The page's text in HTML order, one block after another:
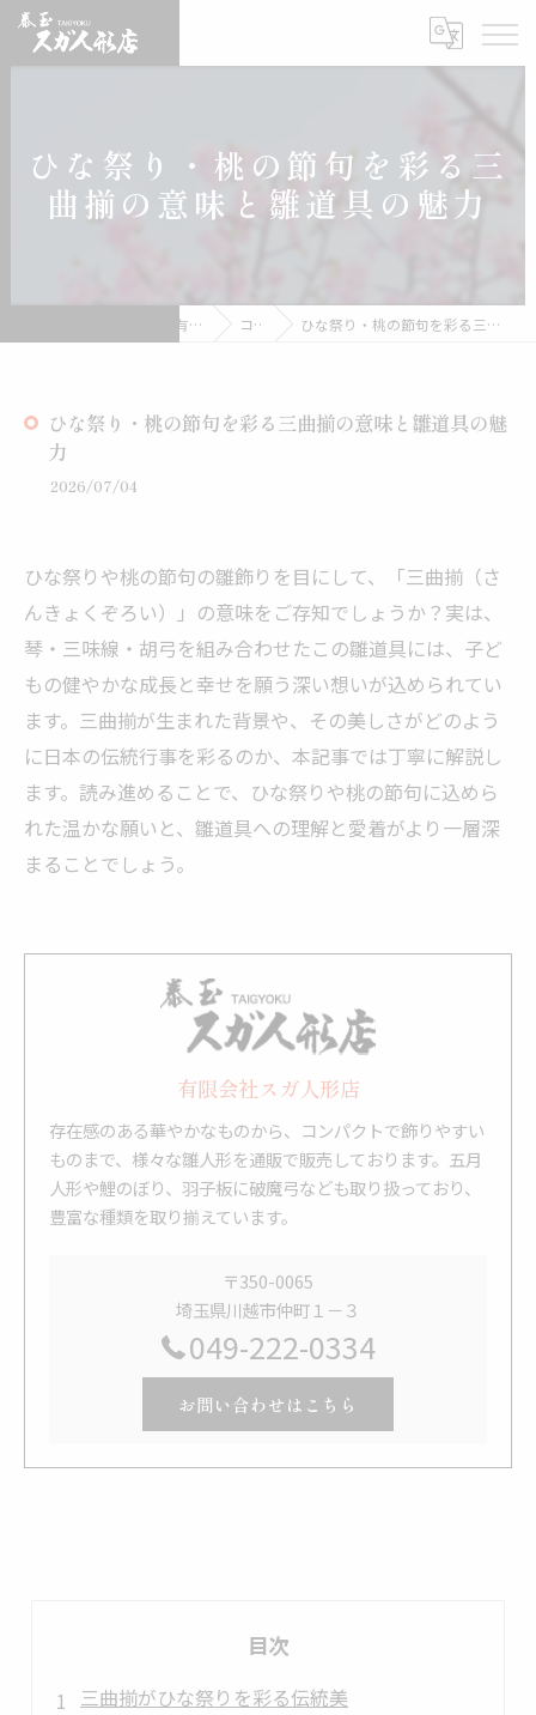
ひな祭り・桃の節句を彩る三
曲揃の意味と雛道具の魅力
雛人形の通販なら有限会社スガ人形店 コラム ひな祭り・桃の節句を彩る三曲揃の意味と雛道具の魅力
ひな祭り・桃の節句を彩る三曲揃の意味と雛道具の魅
力
2026/07/04
ひな祭りや桃の節句の雛飾りを目にして、「三曲揃（さ
んきょくぞろい）」の意味をご存知でしょうか？実は、
琴・三味線・胡弓を組み合わせたこの雛道具には、子ど
もの健やかな成長と幸せを願う深い想いが込められてい
ます。三曲揃が生まれた背景や、その美しさがどのよう
に日本の伝統行事を彩るのか、本記事では丁寧に解説し
ます。読み進めることで、ひな祭りや桃の節句に込めら
れた温かな願いと、雛道具への理解と愛着がより一層深
まることでしょう。
有限会社スガ人形店
存在感のある華やかなものから、コンパクトで飾りやすい
ものまで、様々な雛人形を通販で販売しております。五月
人形や鯉のぼり、羽子板に破魔弓なども取り扱っており、
豊富な種類を取り揃えています。
〒350-0065
埼玉県川越市仲町１－３
049-222-0334
お問い合わせはこちら
目次
三曲揃がひな祭りを彩る伝統美